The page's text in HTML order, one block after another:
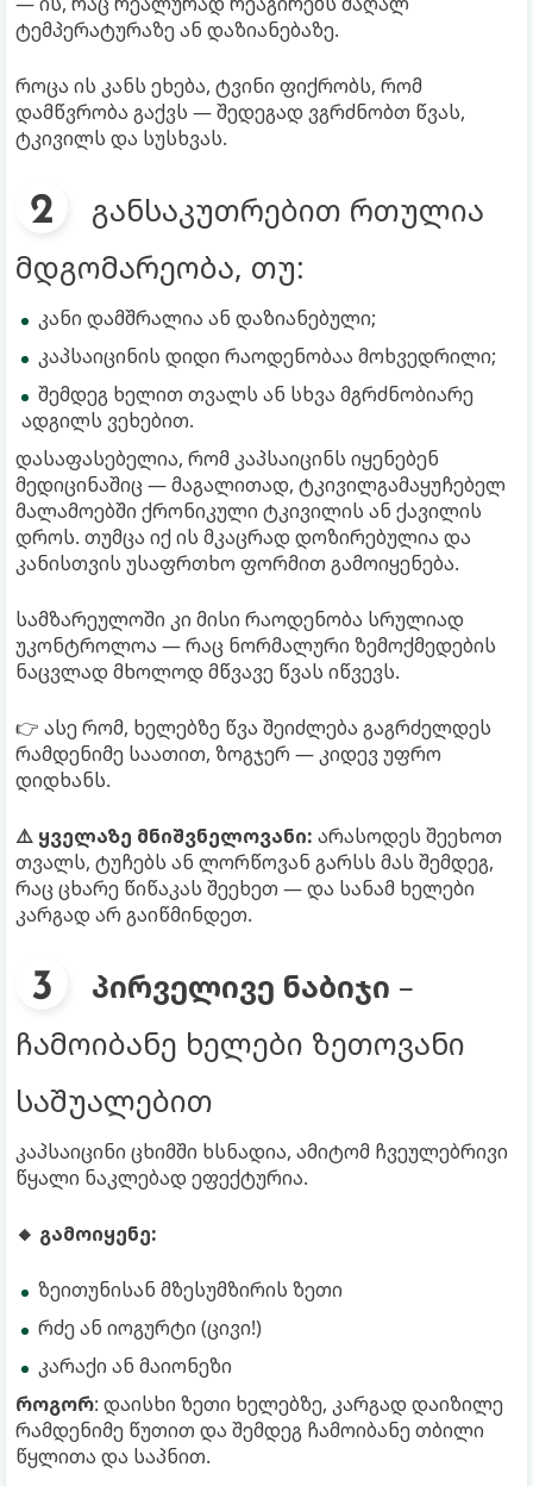
ტემპერატურაზე ან დაზიანებაზე.
როცა ის კანს ეხება, ტვინი ფიქრობს, რომ
დამწვრობა გაქვს — შედეგად ვგრძნობთ წვას,
ტკივილს და სუსხვას.
განსაკუთრებით რთულია
მდგომარეობა, თუ:
კანი დამშრალია ან დაზიანებული;
კაპსაიცინის დიდი რაოდენობაა მოხვედრილი;
შემდეგ ხელით თვალს ან სხვა მგრძნობიარე
ადგილს ვეხებით.
დასაფასებელია, რომ კაპსაიცინს იყენებენ
მედიცინაშიც — მაგალითად, ტკივილგამაყუჩებელ
მალამოებში ქრონიკული ტკივილის ან ქავილის
დროს. თუმცა იქ ის მკაცრად დოზირებულია და
კანისთვის უსაფრთხო ფორმით გამოიყენება.
სამზარეულოში კი მისი რაოდენობა სრულიად
უკონტროლოა — რაც ნორმალური ზემოქმედების
ნაცვლად მხოლოდ მწვავე წვას იწვევს.
👉 ასე რომ, ხელებზე წვა შეიძლება გაგრძელდეს
რამდენიმე საათით, ზოგჯერ — კიდევ უფრო
დიდხანს.
⚠️ ყველაზე მნიშვნელოვანი: არასოდეს შეეხოთ
თვალს, ტუჩებს ან ლორწოვან გარსს მას შემდეგ,
რაც ცხარე წიწაკას შეეხეთ — და სანამ ხელები
კარგად არ გაიწმინდეთ.
პირველივე ნაბიჯი –
ჩამოიბანე ხელები ზეთოვანი
საშუალებით
კაპსაიცინი ცხიმში ხსნადია, ამიტომ ჩვეულებრივი
წყალი ნაკლებად ეფექტურია.
🔸 გამოიყენე:
ზეითუნისან მზესუმზირის ზეთი
რძე ან იოგურტი (ცივი!)
კარაქი ან მაიონეზი
როგორ: დაისხი ზეთი ხელებზე, კარგად დაიზილე
რამდენიმე წუთით და შემდეგ ჩამოიბანე თბილი
წყლითა და საპნით.